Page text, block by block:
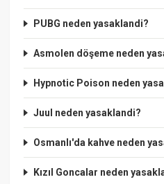
PUBG neden yasaklandi?
Asmolen döşeme neden
Hypnotic Poison neden
Juul neden yasaklandi?
Osmanlı'da kahve neden
Kızıl Goncalar neden